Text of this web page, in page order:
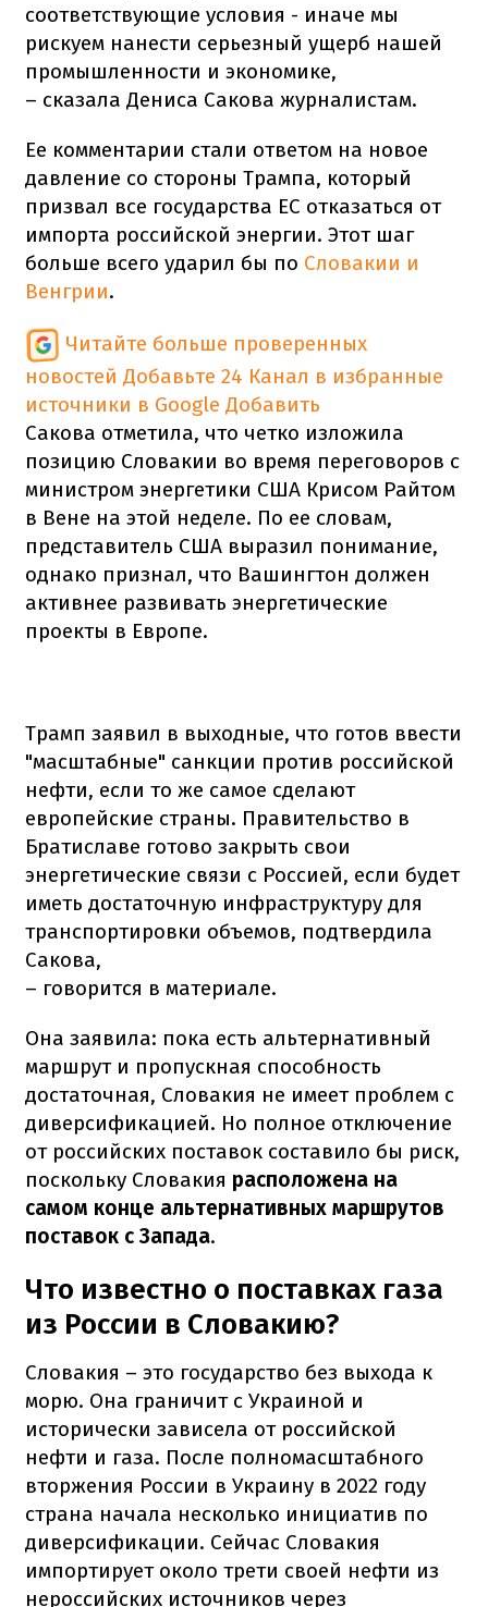
соответствующие условия - иначе мы
рискуем нанести серьезный ущерб нашей
промышленности и экономике,
– сказала Дениса Сакова журналистам.
Ее комментарии стали ответом на новое
давление со стороны Трампа, который
призвал все государства ЕС отказаться от
импорта российской энергии. Этот шаг
больше всего ударил бы по Словакии и
Венгрии.
Читайте больше проверенных
новостей Добавьте 24 Канал в избранные
источники в Google Добавить
Сакова отметила, что четко изложила
позицию Словакии во время переговоров с
министром энергетики США Крисом Райтом
в Вене на этой неделе. По ее словам,
представитель США выразил понимание,
однако признал, что Вашингтон должен
активнее развивать энергетические
проекты в Европе.
Трамп заявил в выходные, что готов ввести
"масштабные" санкции против российской
нефти, если то же самое сделают
европейские страны. Правительство в
Братиславе готово закрыть свои
энергетические связи с Россией, если будет
иметь достаточную инфраструктуру для
транспортировки объемов, подтвердила
Сакова,
– говорится в материале.
Она заявила: пока есть альтернативный
маршрут и пропускная способность
достаточная, Словакия не имеет проблем с
диверсификацией. Но полное отключение
от российских поставок составило бы риск,
поскольку Словакия расположена на
самом конце альтернативных маршрутов
поставок с Запада.
Что известно о поставках газа
из России в Словакию?
Словакия – это государство без выхода к
морю. Она граничит с Украиной и
исторически зависела от российской
нефти и газа. После полномасштабного
вторжения России в Украину в 2022 году
страна начала несколько инициатив по
диверсификации. Сейчас Словакия
импортирует около трети своей нефти из
нероссийских источников через